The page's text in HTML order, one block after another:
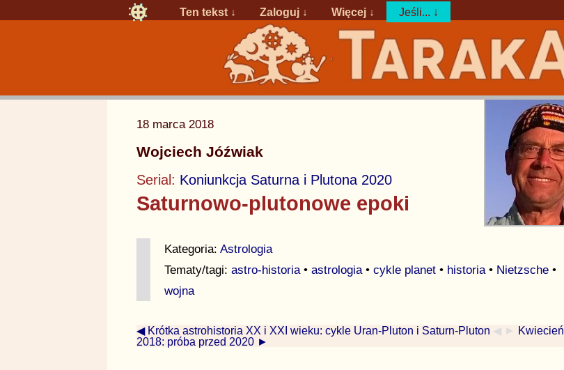
Ten tekst ↓ Zaloguj ↓ Więcej ↓ Jeśli... ↓
18 marca 2018
Wojciech Jóźwiak
Serial: Koniunkcja Saturna i Plutona 2020
Saturnowo-plutonowe epoki
Kategoria: Astrologia
Tematy/tagi: astro-historia • astrologia • cykle planet • historia • Nietzsche •
wojna
◀ Krótka astrohistoria XX i XXI wieku: cykle Uran-Pluton i Saturn-Pluton ◀ ►
Kwiecień
2018: próba przed 2020 ►